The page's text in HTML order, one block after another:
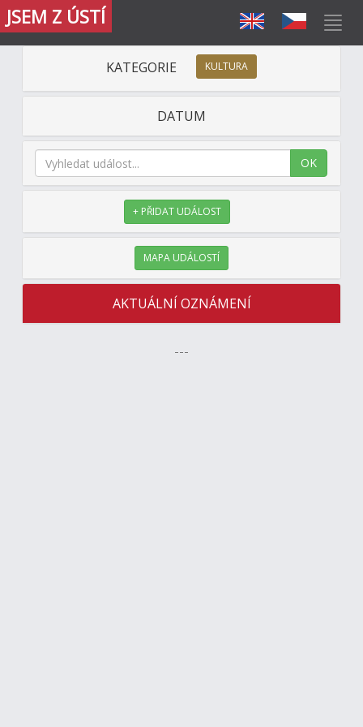
JSEM Z ÚSTÍ
KATEGORIE KULTURA
DATUM
OK
+ PŘIDAT UDÁLOST
MAPA UDÁLOSTÍ
AKTUÁLNÍ OZNÁMENÍ
---